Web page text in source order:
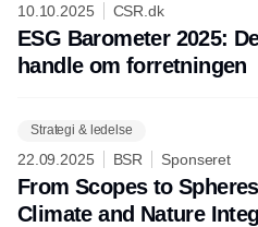
10.10.2025 CSR.dk
ESG Barometer 2025:
handle om forretningen
Strategi & ledelse
22.09.2025 BSR Sponseret
From Scopes to
Climate and Nature